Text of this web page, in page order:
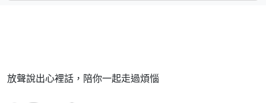
放聲說出心裡話，陪你一起走過煩惱